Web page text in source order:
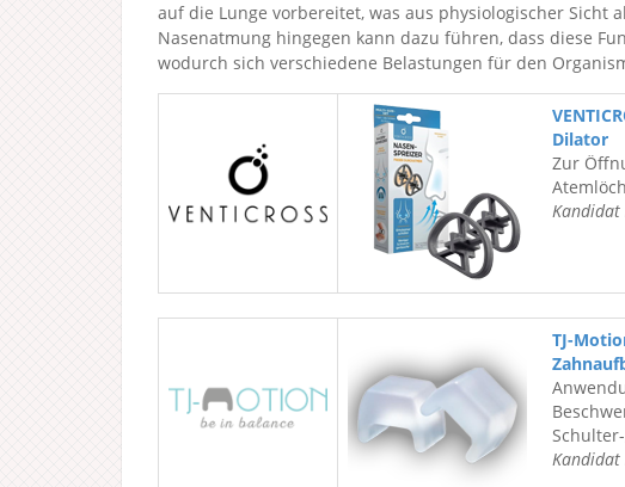
auf die Lunge vorbereitet, was aus physiologischer Sicht
Nasenatmung hingegen kann dazu führen, dass diese
wodurch sich verschiedene Belastungen für den
Dilator
Zur
Kandidat
TJ-
Kandidat